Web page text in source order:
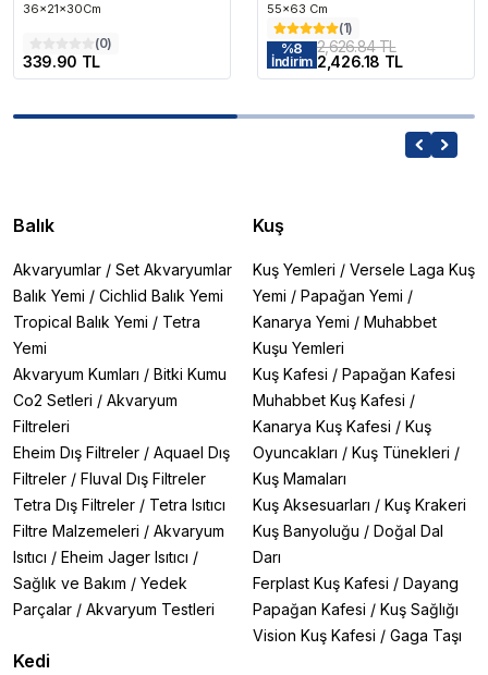
36x21x30Cm
(0)
339.90 TL
55x63 Cm
(1)
%8
İndirim
2,626.84 TL
2,426.18 TL
Balık
Akvaryumlar / Set Akvaryumlar
Balık Yemi / Cichlid Balık Yemi
Tropical Balık Yemi / Tetra
Yemi
Akvaryum Kumları / Bitki Kumu
Co2 Setleri / Akvaryum
Filtreleri
Eheim Dış Filtreler / Aquael Dış
Filtreler / Fluval Dış Filtreler
Tetra Dış Filtreler / Tetra Isıtıcı
Filtre Malzemeleri / Akvaryum
Isıtıcı / Eheim Jager Isıtıcı /
Sağlık ve Bakım / Yedek
Parçalar / Akvaryum Testleri
Kedi
Kuş
Kuş Yemleri / Versele Laga Kuş
Yemi / Papağan Yemi /
Kanarya Yemi / Muhabbet
Kuşu Yemleri
Kuş Kafesi / Papağan Kafesi
Muhabbet Kuş Kafesi /
Kanarya Kuş Kafesi / Kuş
Oyuncakları / Kuş Tünekleri /
Kuş Mamaları
Kuş Aksesuarları / Kuş Krakeri
Kuş Banyoluğu / Doğal Dal
Darı
Ferplast Kuş Kafesi / Dayang
Papağan Kafesi / Kuş Sağlığı
Vision Kuş Kafesi / Gaga Taşı